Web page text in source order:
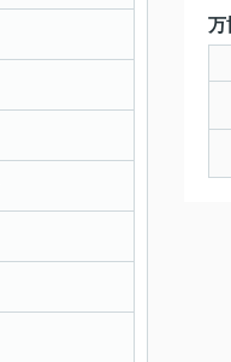
万